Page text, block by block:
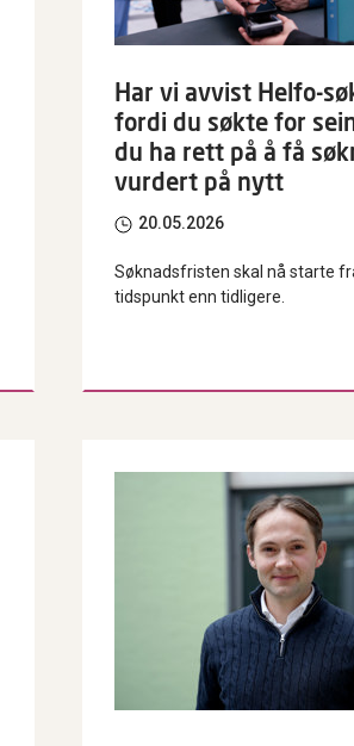
Har vi avvist Helfo-
fordi du søkte for
du ha rett på å få
vurdert på nytt
20.05.2026
Søknadsfristen skal nå starte
tidspunkt enn tidligere.